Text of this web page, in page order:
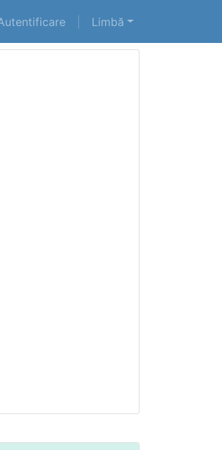
Limbă